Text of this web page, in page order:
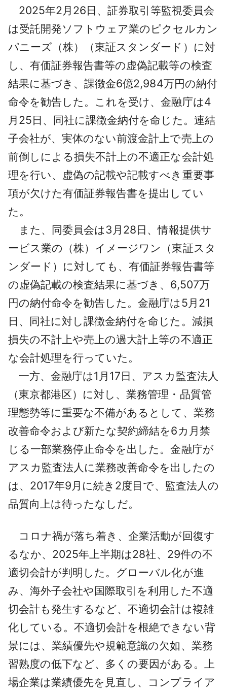
2025年2月26日、証券取引等監視委員会
は受託開発ソフトウェア業のピクセルカン
パニーズ（株）（東証スタンダード）に対
し、有価証券報告書等の虚偽記載等の検査
結果に基づき、課徴金6億2,984万円の納付
命令を勧告した。これを受け、金融庁は4
月25日、同社に課徴金納付を命じた。連結
子会社が、実体のない前渡金計上で売上の
前倒しによる損失不計上の不適正な会計処
理を行い、虚偽の記載や記載すべき重要事
項が欠けた有価証券報告書を提出してい
た。
また、同委員会は3月28日、情報提供サ
ービス業の（株）イメージワン（東証スタ
ンダード）に対しても、有価証券報告書等
の虚偽記載の検査結果に基づき、6,507万
円の納付命令を勧告した。金融庁は5月21
日、同社に対し課徴金納付を命じた。減損
損失の不計上や売上の過大計上等の不適正
な会計処理を行っていた。
一方、金融庁は1月17日、アスカ監査法人
（東京都港区）に対し、業務管理・品質管
理態勢等に重要な不備があるとして、業務
改善命令および新たな契約締結を6カ月禁
じる一部業務停止命令を出した。金融庁が
アスカ監査法人に業務改善命令を出したの
は、2017年9月に続き2度目で、監査法人の
品質向上は待ったなしだ。
コロナ禍が落ち着き、企業活動が回復す
るなか、2025年上半期は28社、29件の不
適切会計が判明した。グローバル化が進
み、海外子会社や国際取引を利用した不適
切会計も発生するなど、不適切会計は複雑
化している。不適切会計を根絶できない背
景には、業績優先や規範意識の欠如、業務
習熟度の低下など、多くの要因がある。上
場企業は業績優先を見直し、コンプライア